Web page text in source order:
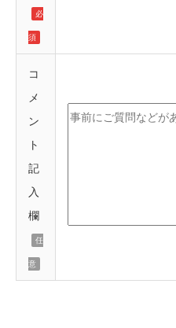
必
須
コ
メ
ン
ト
記
入
欄
任
意